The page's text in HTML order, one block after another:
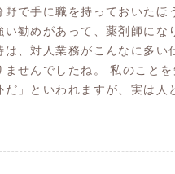
野で手に職を持っておいたほ
い勧めがあって、薬剤師にな
は、対人業務がこんなに多い
ませんでしたね。 私のこと
だ」といわれますが、実は人